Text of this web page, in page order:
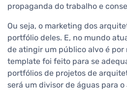
propaganda do trabalho e
Ou seja, o marketing dos
portfólio deles. E, no mundo
de atingir um público alvo é por
template foi feito para se
portfólios de projetos de
será um divisor de águas para